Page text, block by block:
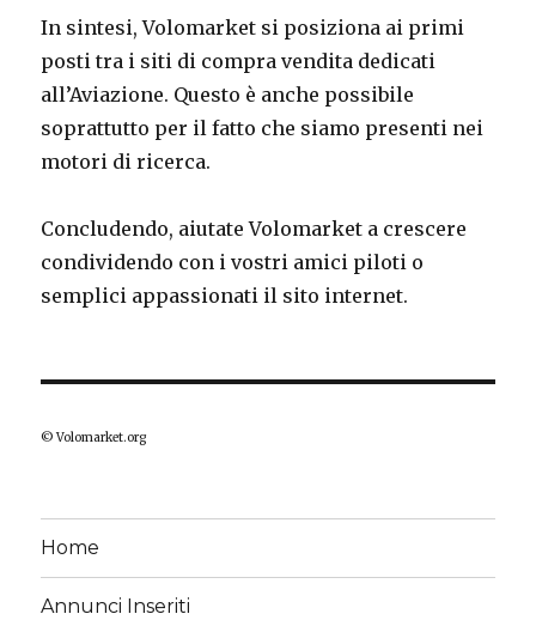
In sintesi, Volomarket si posiziona ai primi
posti tra i siti di compra vendita dedicati
all’Aviazione. Questo è anche possibile
soprattutto per il fatto che siamo presenti nei
motori di ricerca.
Concludendo, aiutate Volomarket a crescere
condividendo con i vostri amici piloti o
semplici appassionati il sito internet.
© Volomarket.org
Home
Annunci Inseriti